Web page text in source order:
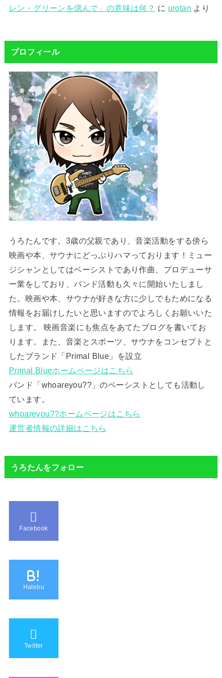
レン・グリーンを偲んで」の意味は何？ に urotan より
プロフィール
うろたんです。3歳の父親であり、音楽活動をする傍ら
映画や本、サウナにどっぷりハマっております！ミュー
ジシャンとしてはベーシストであり作曲、プロデューサ
ー業をしており、バンド活動も久々に開始いたしまし
た。映画や本、サウナが好きな方に少しでもためになる
情報をお届けしたいと思いますのでよろしくお願いいた
します。 映画音楽にも焦点をあてたブログを書いてお
ります。また、音楽とスポーツ、サウナをコンセプトと
したブランド「Primal Blue」を設立
Primal Blueホームページはこちら
バンド「whoareyou??」のベーシストとしても活動し
ています。
whoareyou??ホームページはこちら
運営者情報の詳細はこちら
うろたんをフォロー
Facebook
B!
Hatebu
Twitter